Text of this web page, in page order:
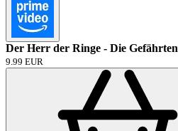
Der Herr der Ringe - Die Gefährten
9.99 EUR